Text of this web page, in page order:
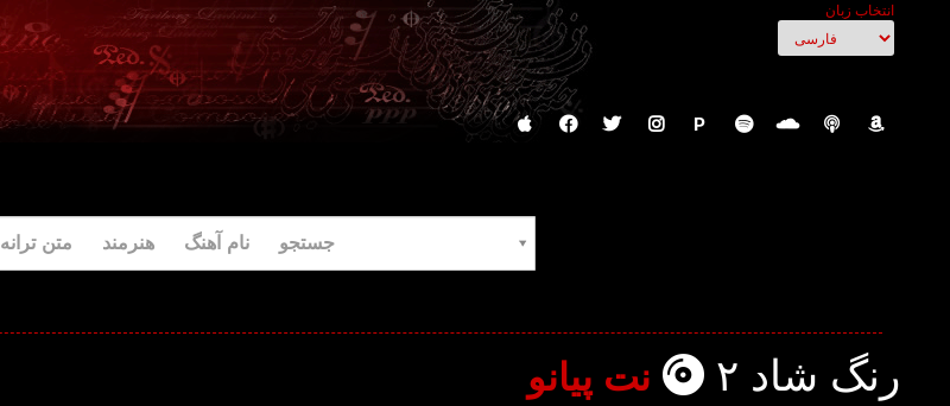
انتخاب زبان
P
جستجو نام آهنگ هنرمند متن ترانه
رنگ شاد ۲ نت پیانو